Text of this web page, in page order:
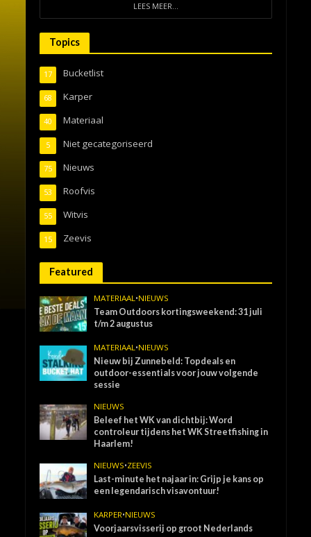
LEES MEER...
Topics
Bucketlist
17
Karper
68
Materiaal
40
Niet gecategoriseerd
5
Nieuws
75
Roofvis
53
Witvis
55
Zeevis
15
Featured
MATERIAAL •NIEUWS
Team Outdoors kortingsweekend: 31 juli
t/m 2 augustus
MATERIAAL •NIEUWS
Nieuw bij Zunnebeld: Topdeals en
outdoor-essentials voor jouw volgende
sessie
NIEUWS
Beleef het WK van dichtbij: Word
controleur tijdens het WK Streetfishing in
Haarlem!
NIEUWS•ZEEVIS
Last-minute het najaar in: Grijp je kans op
een legendarisch visavontuur!
KARPER•NIEUWS
Voorjaarsvisserij op groot Nederlands